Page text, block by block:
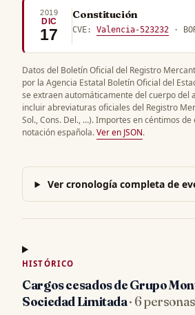
2019
DIC
17
Constitución
CVE:Valencia-523232 ·
Datos del Boletín Oficial del Registro
por la Agencia Estatal Boletín Oficial del
se extraen automáticamente del cuerpo del
incluir abreviaturas oficiales del Registro
Sol., Cons. Del., …). Importes en céntimos
notación española.Ver en JSON.
Ver cronología completa de
HISTÓRICO
Cargos cesados de Grupo
Sociedad Limitada· 6 personas